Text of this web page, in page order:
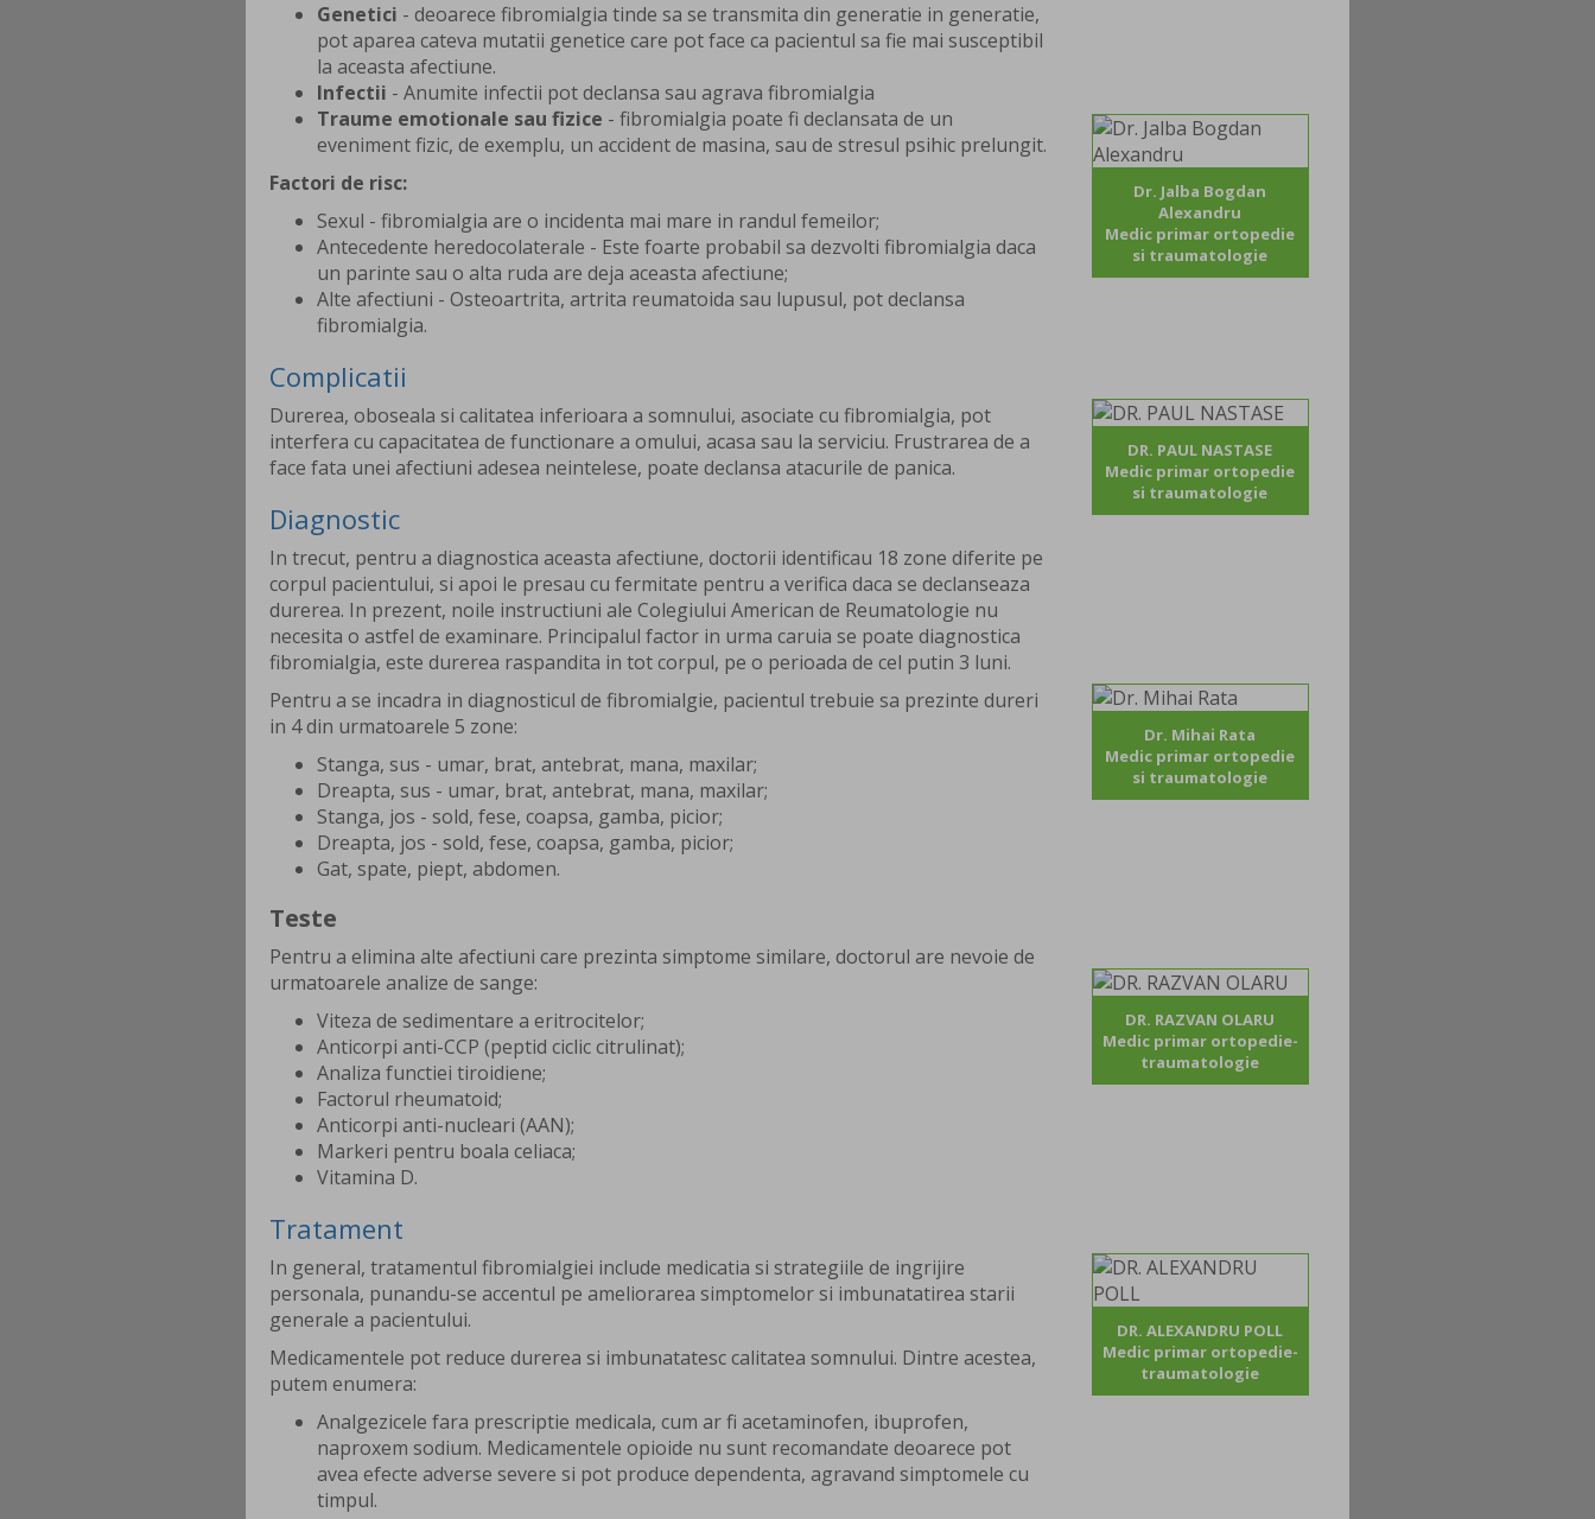
Genetici - deoarece fibromialgia tinde sa se transmita din generatie in generatie,
pot aparea cateva mutatii genetice care pot face ca pacientul sa fie mai susceptibil
la aceasta afectiune.
Infectii - Anumite infectii pot declansa sau agrava fibromialgia
Traume emotionale sau fizice - fibromialgia poate fi declansata de un
eveniment fizic, de exemplu, un accident de masina, sau de stresul psihic prelungit.
Factori de risc:
Sexul - fibromialgia are o incidenta mai mare in randul femeilor;
Antecedente heredocolaterale - Este foarte probabil sa dezvolti fibromialgia daca
un parinte sau o alta ruda are deja aceasta afectiune;
Alte afectiuni - Osteoartrita, artrita reumatoida sau lupusul, pot declansa
fibromialgia.
Complicatii
Durerea, oboseala si calitatea inferioara a somnului, asociate cu fibromialgia, pot
interfera cu capacitatea de functionare a omului, acasa sau la serviciu. Frustrarea de a
face fata unei afectiuni adesea neintelese, poate declansa atacurile de panica.
Diagnostic
In trecut, pentru a diagnostica aceasta afectiune, doctorii identificau 18 zone diferite pe
corpul pacientului, si apoi le presau cu fermitate pentru a verifica daca se declanseaza
durerea. In prezent, noile instructiuni ale Colegiului American de Reumatologie nu
necesita o astfel de examinare. Principalul factor in urma caruia se poate diagnostica
fibromialgia, este durerea raspandita in tot corpul, pe o perioada de cel putin 3 luni.
Pentru a se incadra in diagnosticul de fibromialgie, pacientul trebuie sa prezinte dureri
in 4 din urmatoarele 5 zone:
Stanga, sus - umar, brat, antebrat, mana, maxilar;
Dreapta, sus - umar, brat, antebrat, mana, maxilar;
Stanga, jos - sold, fese, coapsa, gamba, picior;
Dreapta, jos - sold, fese, coapsa, gamba, picior;
Gat, spate, piept, abdomen.
Teste
Pentru a elimina alte afectiuni care prezinta simptome similare, doctorul are nevoie de
urmatoarele analize de sange:
Viteza de sedimentare a eritrocitelor;
Anticorpi anti-CCP (peptid ciclic citrulinat);
Analiza functiei tiroidiene;
Factorul rheumatoid;
Anticorpi anti-nucleari (AAN);
Markeri pentru boala celiaca;
Vitamina D.
Tratament
In general, tratamentul fibromialgiei include medicatia si strategiile de ingrijire
personala, punandu-se accentul pe ameliorarea simptomelor si imbunatatirea starii
generale a pacientului.
Medicamentele pot reduce durerea si imbunatatesc calitatea somnului. Dintre acestea,
putem enumera:
Analgezicele fara prescriptie medicala, cum ar fi acetaminofen, ibuprofen,
naproxem sodium. Medicamentele opioide nu sunt recomandate deoarece pot
avea efecte adverse severe si pot produce dependenta, agravand simptomele cu
timpul.
Dr. Jalba Bogdan
Alexandru
Medic primar ortopedie
si traumatologie
DR. PAUL NASTASE
Medic primar ortopedie
si traumatologie
Dr. Mihai Rata
Medic primar ortopedie
si traumatologie
DR. RAZVAN OLARU
Medic primar ortopedie-
traumatologie
DR. ALEXANDRU POLL
Medic primar ortopedie-
traumatologie